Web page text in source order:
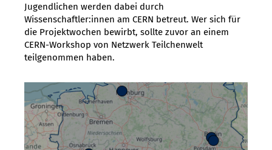
Jugendlichen werden dabei durch
Wissenschaftler:innen am CERN betreut. Wer sich für
die Projektwochen bewirbt, sollte zuvor an einem
CERN-Workshop von Netzwerk Teilchenwelt
teilgenommen haben.